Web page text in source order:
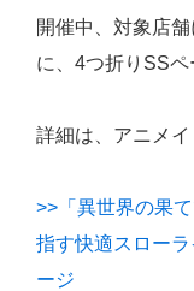
開催中、対象店
に、4つ折りSSペ
詳細は、アニメイ
>>「異世界の果
指す快適スロー
ージ